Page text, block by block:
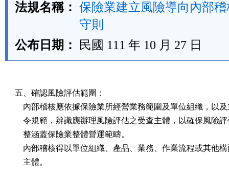
法規名稱： 保險業建立風險導向內部
守則
公布日期：
民國 111 年 10 月 27 日
五、確認風險評估範圍：
內部稽核應依據保險業所經營業務範圍及單位組織，以
令規範，辨識應辦理風險評估之受查主體，以確保風險
    整涵蓋保險業整體營運範疇。
內部稽核得以單位組織、產品、業務、作業流程或其他
    主體。